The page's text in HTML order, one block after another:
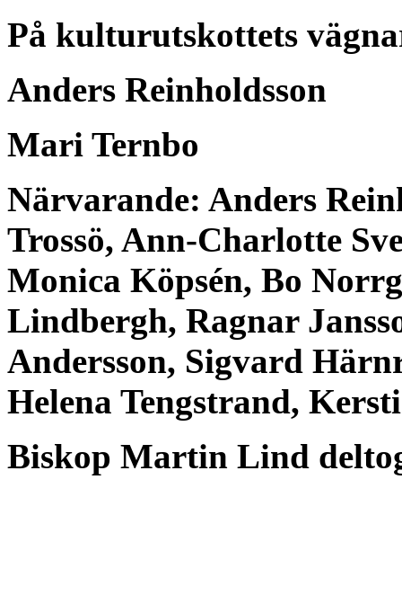
På kulturutskottets
Anders Reinholdsson
Mari Ternbo
Närvarande: Anders
Trossö, Ann-Charlotte
Monica Köpsén, Bo
Lindbergh, Ragnar
Andersson, Sigvard
Helena Tengstrand,
Biskop Martin Lind